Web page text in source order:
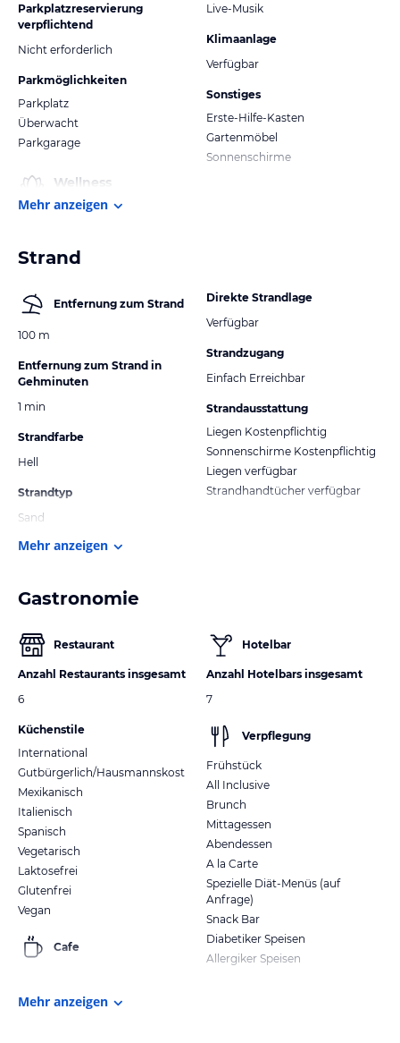
Parkplatzreservierung
verpflichtend
Nicht erforderlich
Parkmöglichkeiten
Parkplatz
Überwacht
Parkgarage
Wellness
Live-Musik
Klimaanlage
Verfügbar
Sonstiges
Erste-Hilfe-Kasten
Gartenmöbel
Sonnenschirme
Mehr anzeigen
Strand
Entfernung zum Strand
100 m
Entfernung zum Strand in
Gehminuten
1 min
Strandfarbe
Hell
Strandtyp
Sand
Direkte Strandlage
Verfügbar
Strandzugang
Einfach Erreichbar
Strandausstattung
Liegen Kostenpflichtig
Sonnenschirme Kostenpflichtig
Liegen verfügbar
Strandhandtücher verfügbar
Mehr anzeigen
Gastronomie
Restaurant
Anzahl Restaurants insgesamt
6
Küchenstile
International
Gutbürgerlich/Hausmannskost
Mexikanisch
Italienisch
Spanisch
Vegetarisch
Laktosefrei
Glutenfrei
Vegan
Cafe
Hotelbar
Anzahl Hotelbars insgesamt
7
Verpflegung
Frühstück
All Inclusive
Brunch
Mittagessen
Abendessen
A la Carte
Spezielle Diät-Menüs (auf
Anfrage)
Snack Bar
Diabetiker Speisen
Allergiker Speisen
Mehr anzeigen